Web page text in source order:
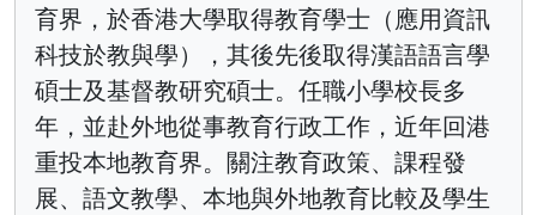
育界，於香港大學取得教育學士（應用資訊
科技於教與學），其後先後取得漢語語言學
碩士及基督教研究碩士。任職小學校長多
年，並赴外地從事教育行政工作，近年回港
重投本地教育界。關注教育政策、課程發
展、語文教學、本地與外地教育比較及學生